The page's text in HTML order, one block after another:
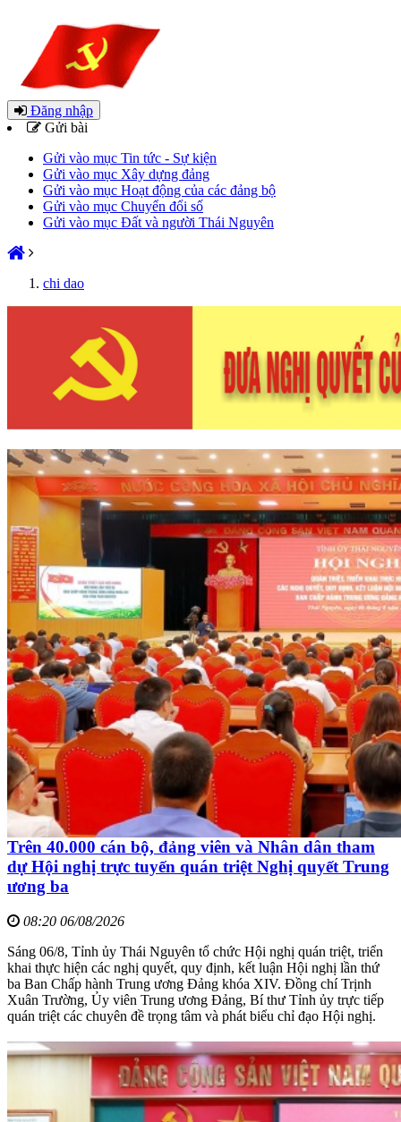
Đăng nhập
Gửi bài
Gửi vào mục Tin tức - Sự kiện
Gửi vào mục Xây dựng đảng
Gửi vào mục Hoạt động của các đảng bộ
Gửi vào mục Chuyển đổi số
Gửi vào mục Đất và người Thái Nguyên
chi dao
Trên 40.000 cán bộ, đảng viên và Nhân dân tham
dự Hội nghị trực tuyến quán triệt Nghị quyết Trung
ương ba
08:20 06/08/2026
Sáng 06/8, Tỉnh ủy Thái Nguyên tổ chức Hội nghị quán triệt, triển
khai thực hiện các nghị quyết, quy định, kết luận Hội nghị lần thứ
ba Ban Chấp hành Trung ương Đảng khóa XIV. Đồng chí Trịnh
Xuân Trường, Ủy viên Trung ương Đảng, Bí thư Tỉnh ủy trực tiếp
quán triệt các chuyên đề trọng tâm và phát biểu chỉ đạo Hội nghị.